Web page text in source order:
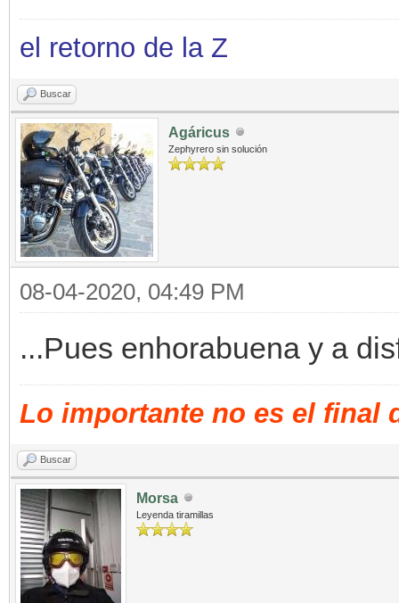
el retorno de la Z
Buscar
Agáricus
Zephyrero sin solución
08-04-2020, 04:49 PM
...Pues enhorabuena y a
Lo importante no es el final
Buscar
Morsa
Leyenda tiramillas